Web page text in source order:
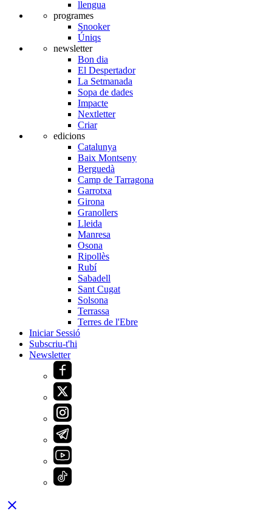
llengua
programes
Snooker
Úniqs
newsletter
Bon dia
El Despertador
La Setmanada
Sopa de dades
Impacte
Nextletter
Criar
edicions
Catalunya
Baix Montseny
Berguedà
Camp de Tarragona
Garrotxa
Girona
Granollers
Lleida
Manresa
Osona
Ripollès
Rubí
Sabadell
Sant Cugat
Solsona
Terrassa
Terres de l'Ebre
Iniciar Sessió
Subscriu-t'hi
Newsletter
close